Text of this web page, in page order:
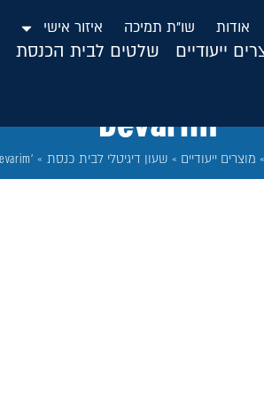
אודות שו”ת תמיכה איזור אישי
ייעודיים שלטים לבית הכנסת
‘Devarim’
» מוצרים ייעודיים » שעון דיגיטלי לבית כנסת »
'Devarim'